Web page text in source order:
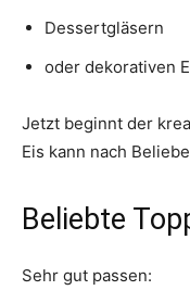
Dessertgläsern
oder dekorativen
Jetzt beginnt der
Eis kann nach
Beliebte
Sehr gut passen: